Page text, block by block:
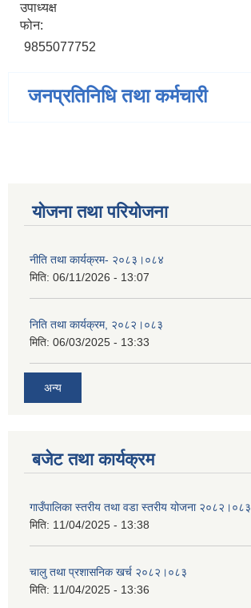
उपाध्यक्ष
फोन:
9855077752
जनप्रतिनिधि तथा कर्मचारी
योजना तथा परियोजना
नीति तथा कार्यक्रम- २०८३।०८४
मिति: 06/11/2026 - 13:07
निति तथा कार्यक्रम, २०८२।०८३
मिति: 06/03/2025 - 13:33
अन्य
बजेट तथा कार्यक्रम
गाउँपालिका स्तरीय तथा वडा स्तरीय योजना २०८२।०८३
मिति: 11/04/2025 - 13:38
चालु तथा प्रशासनिक खर्च २०८२।०८३
मिति: 11/04/2025 - 13:36